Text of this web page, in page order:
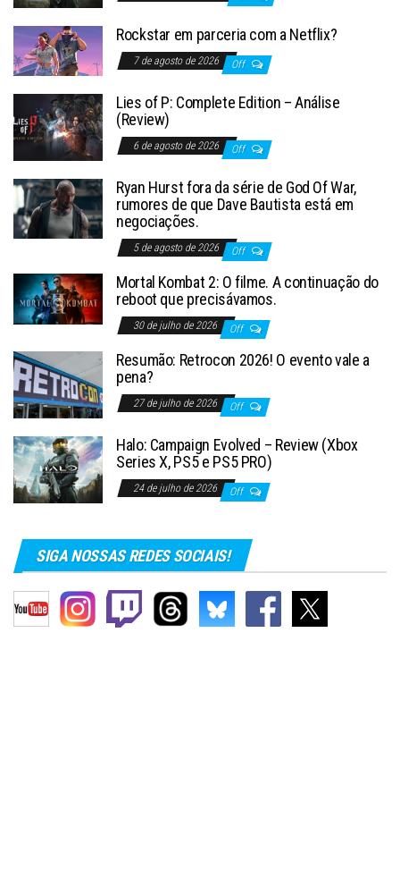
Rockstar em parceria com a Netflix?
7 de agosto de 2026 Off
Lies of P: Complete Edition – Análise
(Review)
6 de agosto de 2026 Off
Ryan Hurst fora da série de God Of War,
rumores de que Dave Bautista está em
negociações.
5 de agosto de 2026 Off
Mortal Kombat 2: O filme. A continuação do
reboot que precisávamos.
30 de julho de 2026 Off
Resumão: Retrocon 2026! O evento vale a
pena?
27 de julho de 2026 Off
Halo: Campaign Evolved – Review (Xbox
Series X, PS5 e PS5 PRO)
24 de julho de 2026 Off
SIGA NOSSAS REDES SOCIAIS!